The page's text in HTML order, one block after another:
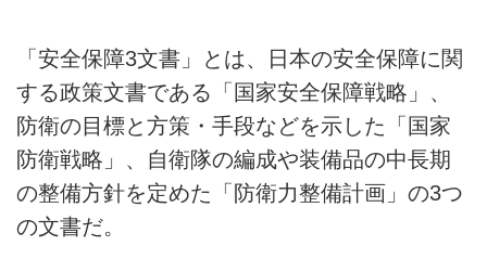
「安全保障3文書」とは、日本の安全保障に関
する政策文書である「国家安全保障戦略」、
防衛の目標と方策・手段などを示した「国家
防衛戦略」、自衛隊の編成や装備品の中長期
の整備方針を定めた「防衛力整備計画」の3つ
の文書だ。